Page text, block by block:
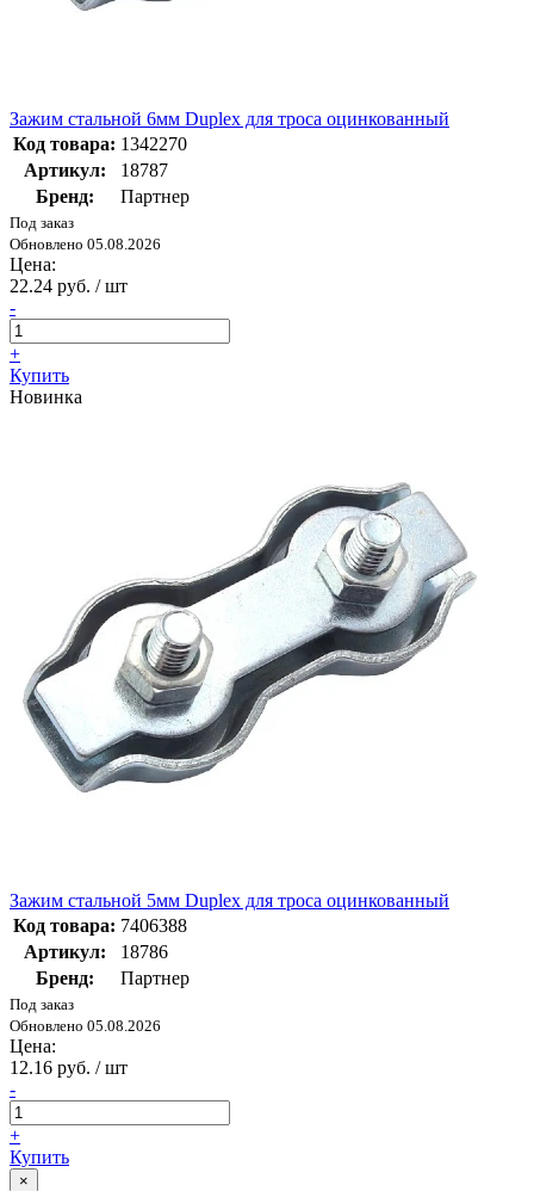
Зажим стальной 6мм Duplex для троса оцинкованный
Код товара: 1342270
Артикул:
18787
Бренд:
Партнер
Под заказ
Обновлено 05.08.2026
Цена:
22.24 руб. / шт
-
+
Купить
Новинка
Зажим стальной 5мм Duplex для троса оцинкованный
Код товара: 7406388
Артикул:
18786
Бренд:
Партнер
Под заказ
Обновлено 05.08.2026
Цена:
12.16 руб. / шт
-
+
Купить
×